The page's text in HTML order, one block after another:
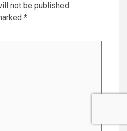
not be published.
*